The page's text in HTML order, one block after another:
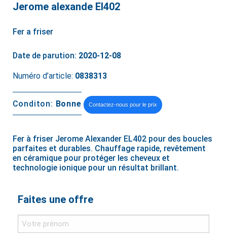
Jerome alexande El402
Fer a friser
Date de parution: 2020-12-08
Numéro d’article: 0838313
Conditon: Bonne Contactez-nous pour le prix
Fer à friser Jerome Alexander EL402 pour des boucles
parfaites et durables. Chauffage rapide, revêtement
en céramique pour protéger les cheveux et
technologie ionique pour un résultat brillant.
Faites une offre